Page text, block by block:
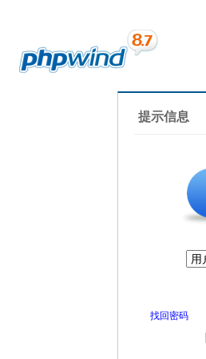
提示信息
找回密码